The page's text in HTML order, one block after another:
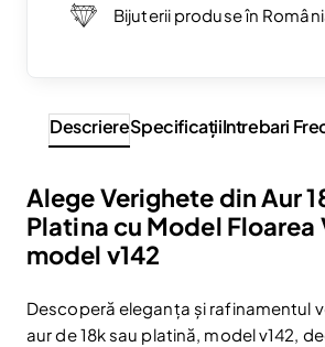
Bijuterii produse în
DescriereSpecificaţiiIntrebari
Alege Verighete din Aur
Platina cu Model
model v142
Descoperă eleganța și rafinamentul
aur de 18k sau platină, model v142,